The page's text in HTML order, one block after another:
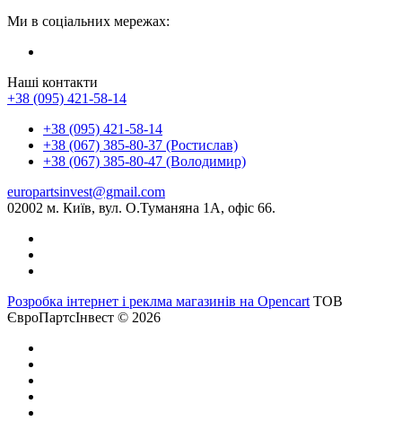
Ми в соціальних мережах:
Наші контакти
+38 (095) 421-58-14
+38 (095) 421-58-14
+38 (067) 385-80-37 (Ростислав)
+38 (067) 385-80-47 (Володимир)
europartsinvest@gmail.com
02002 м. Київ, вул. О.Туманяна 1А, офіс 66.
Розробка інтернет і реклма магазинів на Opencart ТОВ
ЄвроПартсІнвест © 2026